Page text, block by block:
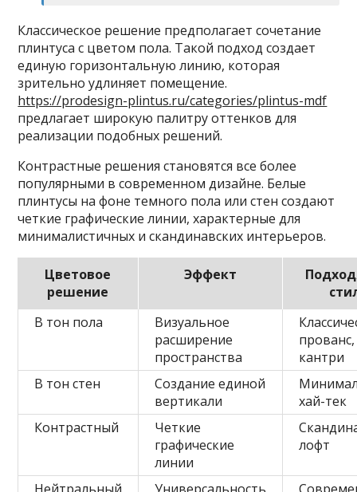
Классическое решение предполагает сочетание
плинтуса с цветом пола. Такой подход создает
единую горизонтальную линию, которая
зрительно удлиняет помещение.
https://prodesign-plintus.ru/categories/plintus-mdf
предлагает широкую палитру оттенков для
реализации подобных решений.
Контрастные решения становятся все более
популярными в современном дизайне. Белые
плинтусы на фоне темного пола или стен создают
четкие графические линии, характерные для
минималистичных и скандинавских интерьеров.
Цветовое
решение
Эффект
В тон пола
Визуальное
расширение
пространства
прованс,
кантри
В тон стен
Создание единой
вертикали
хай-тек
Контрастный
Четкие
графические
линии
лофт